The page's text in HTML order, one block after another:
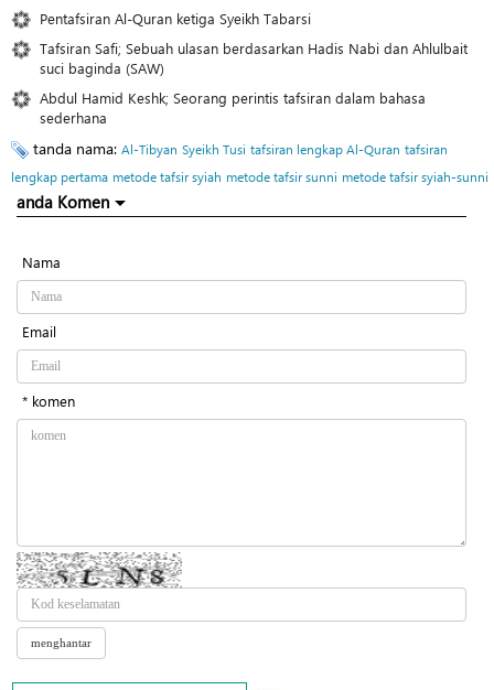
Pentafsiran Al-Quran ketiga Syeikh Tabarsi
Tafsiran Safi; Sebuah ulasan berdasarkan Hadis Nabi dan Ahlulbait
suci baginda (SAW)
Abdul Hamid Keshk; Seorang perintis tafsiran dalam bahasa
sederhana
tanda nama: Al-Tibyan Syeikh Tusi tafsiran lengkap Al-Quran tafsiran
lengkap pertama metode tafsir syiah metode tafsir sunni metode tafsir syiah-sunni
anda Komen
Nama
Email
* komen